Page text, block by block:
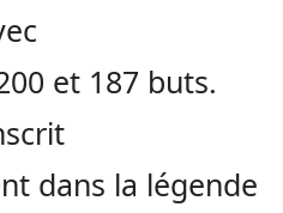
et 187 buts.
dans la légende